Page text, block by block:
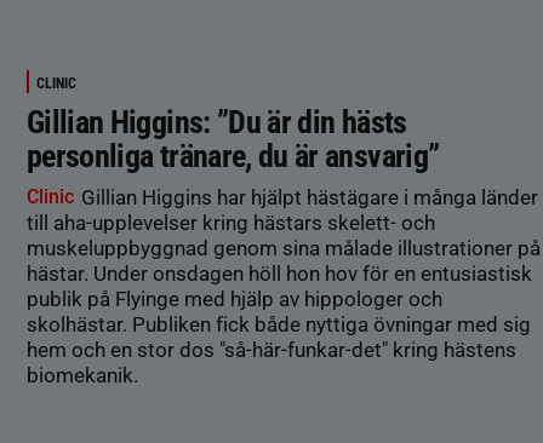
CLINIC
Gillian Higgins: ”Du är din hästs
personliga tränare, du är ansvarig”
Clinic Gillian Higgins har hjälpt hästägare i många länder
till aha-upplevelser kring hästars skelett- och
muskeluppbyggnad genom sina målade illustrationer på
hästar. Under onsdagen höll hon hov för en entusiastisk
publik på Flyinge med hjälp av hippologer och
skolhästar. Publiken fick både nyttiga övningar med sig
hem och en stor dos "så-här-funkar-det" kring hästens
biomekanik.